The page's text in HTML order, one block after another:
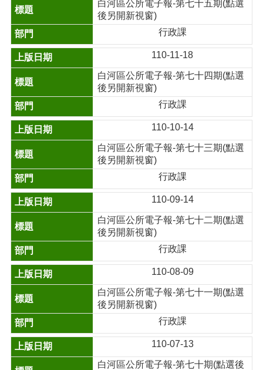
白河區公所電子報-第七十五期(點選
後另開新視窗)
行政課
110-11-18
白河區公所電子報-第七十四期(點選
後另開新視窗)
行政課
110-10-14
白河區公所電子報-第七十三期(點選
後另開新視窗)
行政課
110-09-14
白河區公所電子報-第七十二期(點選
後另開新視窗)
行政課
110-08-09
白河區公所電子報-第七十一期(點選
後另開新視窗)
行政課
110-07-13
白河區公所電子報-第七十期(點選後